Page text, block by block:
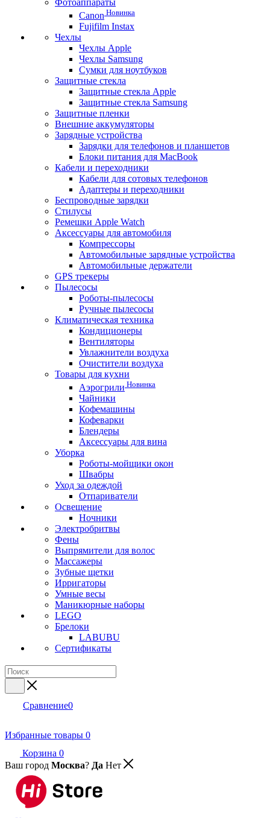
Canon Новинка
Fujifilm Instax
Чехлы
Чехлы Apple
Чехлы Samsung
Сумки для ноутбуков
Защитные стекла
Защитные стекла Apple
Защитные стекла Samsung
Защитные пленки
Внешние аккумуляторы
Зарядные устройства
Зарядки для телефонов и планшетов
Блоки питания для MacBook
Кабели и переходники
Кабели для сотовых телефонов
Адаптеры и переходники
Беспроводные зарядки
Стилусы
Ремешки Apple Watch
Аксессуары для автомобиля
Компрессоры
Автомобильные зарядные устройства
Автомобильные держатели
GPS трекеры
Пылесосы
Роботы-пылесосы
Ручные пылесосы
Климатическая техника
Кондиционеры
Вентиляторы
Увлажнители воздуха
Очистители воздуха
Товары для кухни
Аэрогрили Новинка
Чайники
Кофемашины
Кофеварки
Блендеры
Аксессуары для вина
Уборка
Роботы-мойщики окон
Швабры
Уход за одеждой
Отпариватели
Освещение
Ночники
Электробритвы
Фены
Выпрямители для волос
Массажеры
Зубные щетки
Ирригаторы
Умные весы
Маникюрные наборы
LEGO
Брелоки
LABUBU
Сертификаты
Сравнение0
Избранные товары 0
Корзина 0
Ваш город Москва? Да Нет